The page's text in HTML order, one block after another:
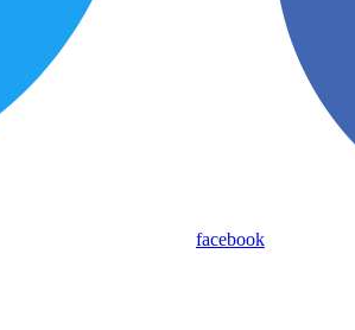
facebook